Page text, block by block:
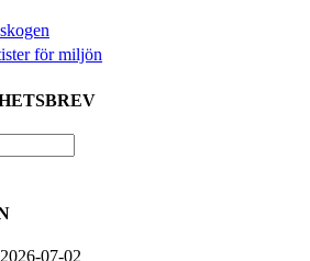
blir det skön konsert med Nimbus på
är Melvin Andreassen/ Adil Backman &
och de är för kvällen
för miljön
2026-07-02